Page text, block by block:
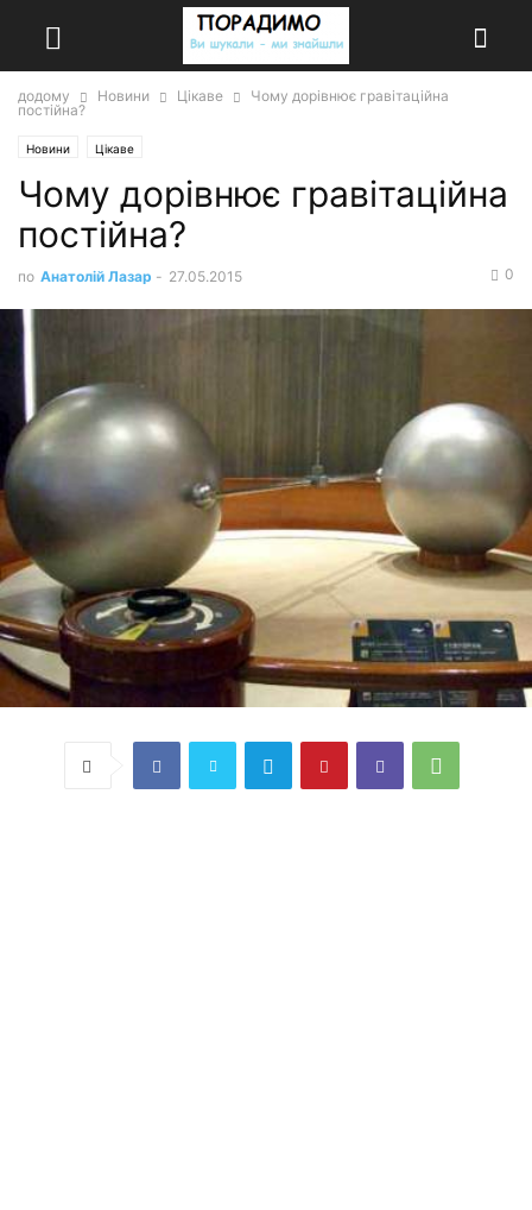
додому Новини Цікаве
Чому дорівнює гравітаційна
постійна?
Новини Цікаве
Чому дорівнює гравітаційна
постійна?
по Анатолій Лазар - 27.05.2015 0